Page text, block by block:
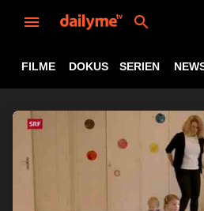
FILME DOKUS SERIEN